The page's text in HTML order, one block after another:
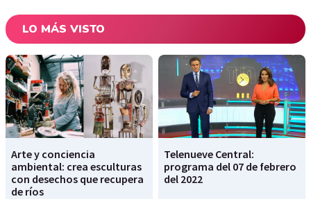
LO MÁS VISTO
Arte y conciencia
ambiental: crea esculturas
con desechos que recupera
de ríos
Telenueve Central:
programa del 07 de febrero
del 2022